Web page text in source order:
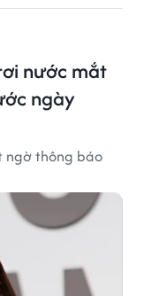
nước mắt
ngày
ngờ thông báo